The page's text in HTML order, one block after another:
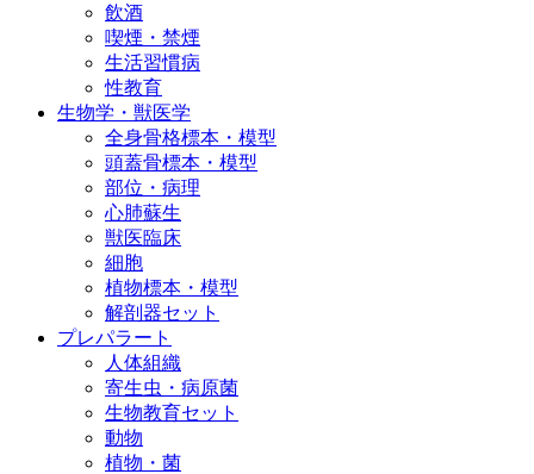
飲酒
喫煙・禁煙
生活習慣病
性教育
生物学・獣医学
全身骨格標本・模型
頭蓋骨標本・模型
部位・病理
心肺蘇生
獣医臨床
細胞
植物標本・模型
解剖器セット
プレパラート
人体組織
寄生虫・病原菌
生物教育セット
動物
植物・菌